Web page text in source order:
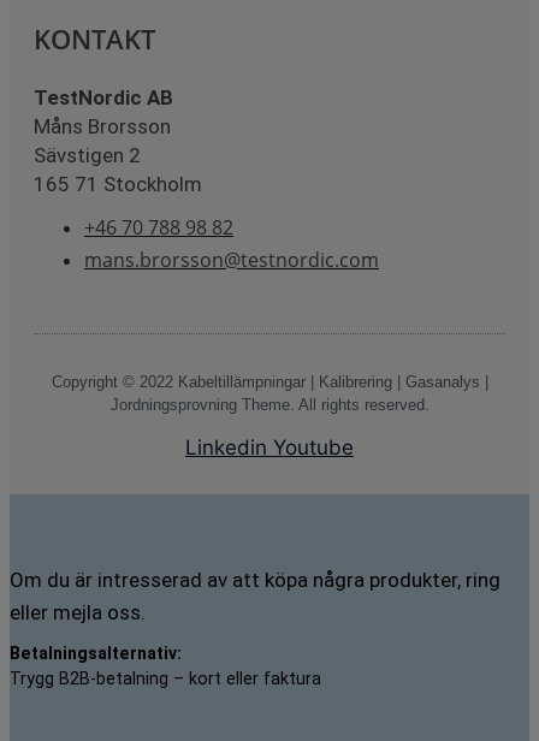
KONTAKT
TestNordic AB
Måns Brorsson
Sävstigen 2
165 71 Stockholm
+46 70 788 98 82
mans.brorsson@testnordic.com
Copyright © 2022 Kabeltillämpningar | Kalibrering | Gasanalys |
Jordningsprovning Theme. All rights reserved.
Linkedin Youtube
Om du är intresserad av att köpa några produkter, ring
eller mejla oss.
Betalningsalternativ:
Trygg B2B-betalning – kort eller faktura